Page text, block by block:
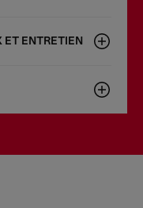
ENTRETIEN